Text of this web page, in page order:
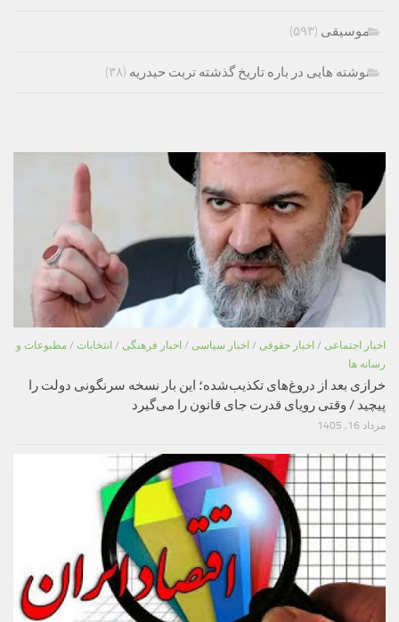
موسیقی (۵۹۳)
نوشته هایی در باره تاریخ گذشته تربت حیدریه (۳۸)
اخبار اجتماعی / اخبار حقوقی / اخبار سیاسی / اخبار فرهنگی / انتخابات / مطبوعات و
رسانه ها
خرازی بعد از دروغ‌های تکذیب‌شده؛ این بار نسخه سرنگونی دولت را
پیچید / وقتی رویای قدرت جای قانون را می‌گیرد
مرداد 16, 1405